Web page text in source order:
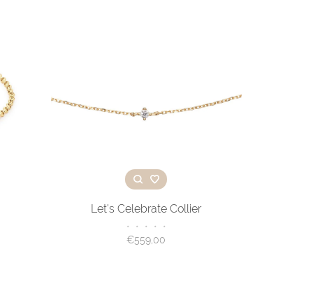
Let's Celebrate Collier
• • • • •
€559,00